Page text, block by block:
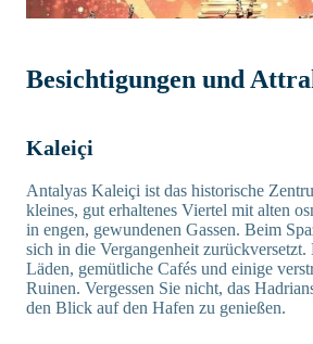
Besichtigungen und
Kaleiçi
Antalyas Kaleiçi ist das historische
kleines, gut erhaltenes Viertel mit alten
in engen, gewundenen Gassen. Beim
sich in die Vergangenheit
Läden, gemütliche Cafés und einige
Ruinen. Vergessen Sie nicht, das
den Blick auf den Hafen zu genießen.